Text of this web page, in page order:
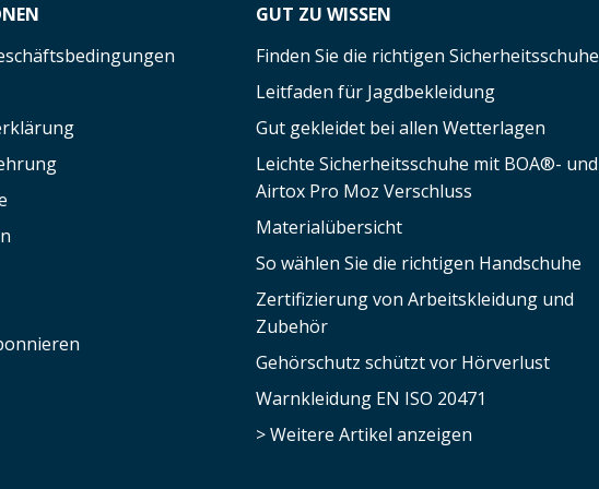
GUT ZU WISSEN
Finden Sie die richtigen Sicherheitsschuhe
Leitfaden für Jagdbekleidung
Gut gekleidet bei allen Wetterlagen
Leichte Sicherheitsschuhe mit BOA®- und
Airtox Pro Moz Verschluss
Materialübersicht
So wählen Sie die richtigen Handschuhe
Zertifizierung von Arbeitskleidung und
Zubehör
Gehörschutz schützt vor Hörverlust
Warnkleidung EN ISO 20471
> Weitere Artikel anzeigen